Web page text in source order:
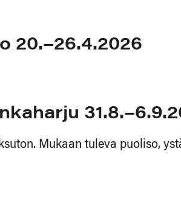
20.–26.4.2026
Mukaan tuleva puoliso,